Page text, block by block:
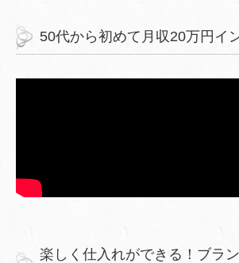
50代から初めて月収20万円イ
楽しく仕入れができる！ブラ